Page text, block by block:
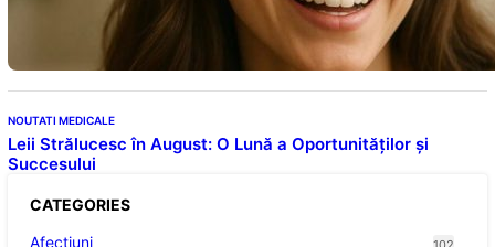
Descoperiri recente despre beneficiile
consumului zilnic
NOUTATI MEDICALE
Leii Strălucesc în August: O Lună a Oportunităților și
Succesului
CATEGORIES
Afectiuni